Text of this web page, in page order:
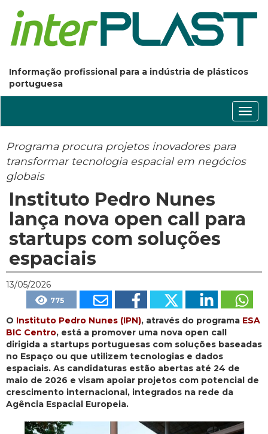
Informação profissional para a indústria de plásticos
portuguesa
Programa procura projetos inovadores para
transformar tecnologia espacial em negócios
globais
Instituto Pedro Nunes
lança nova open call para
startups com soluções
espaciais
13/05/2026
775
O Instituto Pedro Nunes (IPN), através do programa ESA
BIC Centro, está a promover uma nova open call
dirigida a startups portuguesas com soluções baseadas
no Espaço ou que utilizem tecnologias e dados
espaciais. As candidaturas estão abertas até 24 de
maio de 2026 e visam apoiar projetos com potencial de
crescimento internacional, integrados na rede da
Agência Espacial Europeia.